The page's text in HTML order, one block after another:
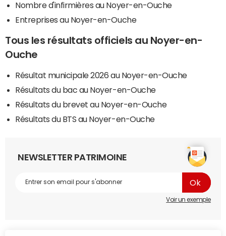
Nombre d'infirmières au Noyer-en-Ouche
Entreprises au Noyer-en-Ouche
Tous les résultats officiels au Noyer-en-
Ouche
Résultat municipale 2026 au Noyer-en-Ouche
Résultats du bac au Noyer-en-Ouche
Résultats du brevet au Noyer-en-Ouche
Résultats du BTS au Noyer-en-Ouche
NEWSLETTER PATRIMOINE
Voir un exemple